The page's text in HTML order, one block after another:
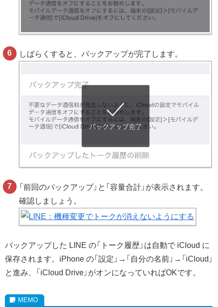
しばらくすると、バックアップが完了します。
「前回のバックアップ」と「容量合計」が表示されます。
確認しましょう。
バックアップした LINE の「トーク履歴」は自動で iCloud に
保存されます。iPhone の「設定」→「自分の名前」→「iCloud」
と進み、「iCloud Drive」がオンになっていればOKです。